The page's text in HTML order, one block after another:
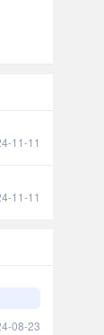
11-11
11-11
08-23